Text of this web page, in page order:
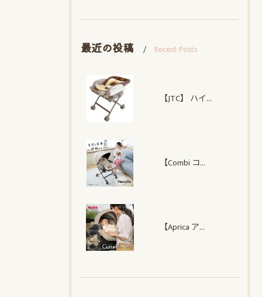
最近の投稿 Recent Posts
【JTC】 ハイローオートスイングラック
【Combi コンビ】 ネムリラ Auto plus NS
【Aprica アップリカ】クルリラ エックス プラスAC